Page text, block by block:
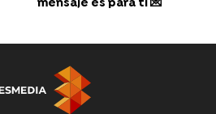
mensaje es para ti 💌